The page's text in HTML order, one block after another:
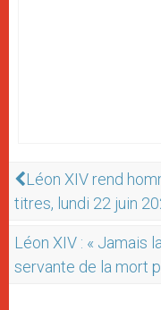
Léon XIV rend
titres, lundi 22 juin
Léon XIV : « Jamais
servante de la mort